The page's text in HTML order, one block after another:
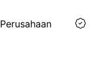
Perusahaan